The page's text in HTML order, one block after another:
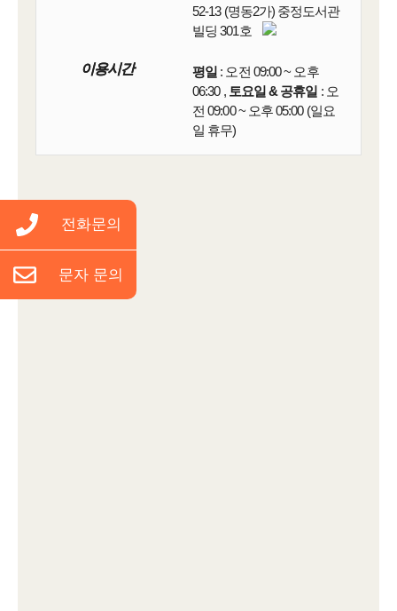
전화문의
문자 문의
52-13 (명동2가) 중정도서관
빌딩 301호
이용시간 평일 : 오전 09:00 ~ 오후
06:30 ,
이용시간
토요일 & 공휴일 : 오
전 09:00 ~ 오후 05:00 (일요
일 휴무)